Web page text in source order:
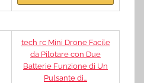
tech rc Mini Drone Facile
da Pilotare con Due
Batterie Funzione di Un
Pulsante di...